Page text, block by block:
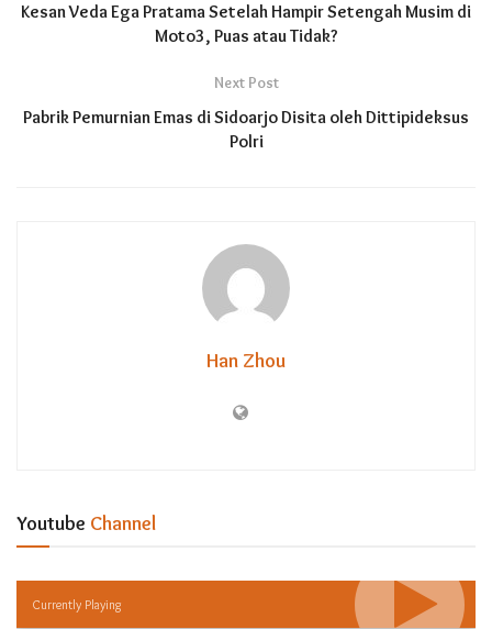
Kesan Veda Ega Pratama Setelah Hampir Setengah Musim di
Moto3, Puas atau Tidak?
Next Post
Pabrik Pemurnian Emas di Sidoarjo Disita oleh Dittipideksus
Polri
Han Zhou
Youtube Channel
Currently Playing